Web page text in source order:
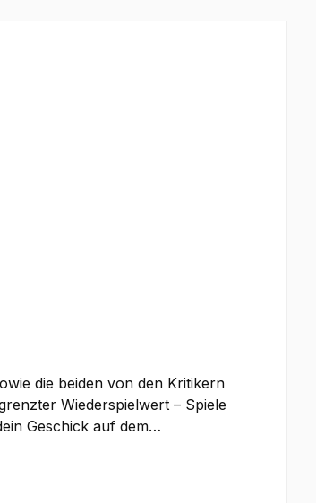
die beiden von den Kritikern
Wiederspielwert – Spiele
Geschick auf dem